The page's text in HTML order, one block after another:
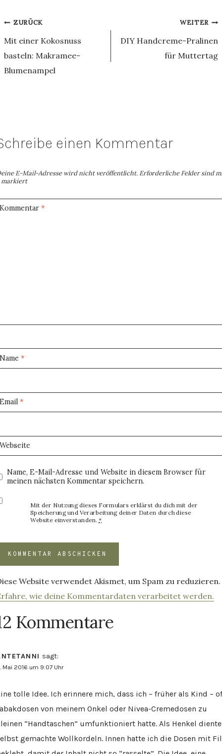
Beitragsnavigation
ZURÜCK
Mit einer Kokosnuss
basteln: Makramee-
Blumenampel
WEITER
DIY Handcreme-Pralinen
für Muttertag
einen Kommentar
E-Mail-Adresse wird nicht veröffentlicht. Erforderliche Felder sind
markiert
Kommentar*
Name*
Email*
Webseite
Name, E-Mail-Adresse und Website in diesem Browser für
meinen nächsten Kommentar speichern.
Mit der Nutzung dieses Formulars erklärst du dich mit der
Speicherung und Verarbeitung deiner Daten durch diese
Website einverstanden.*
Website verwendet Akismet, um Spam zu reduzieren.
wie deine Kommentardaten verarbeitet werden.
Kommentare
sagt:
Mai 2016 um 9:07 Uhr
tolle Idee. Ich erinnere mich, dass ich – früher als Kind –
von meinem Onkel oder Nivea-Cremedosen zu
“Handtaschen” umfunktioniert hatte. Als Henkel
gemachte Wollkordeln. Innen hatte ich die Dosen mit